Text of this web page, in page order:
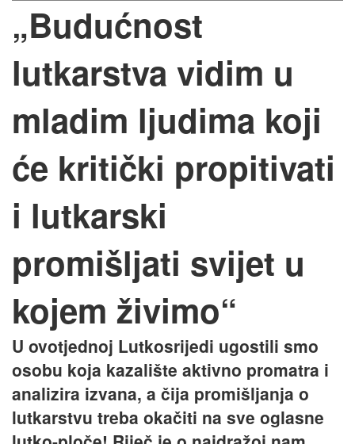
„Budućnost
lutkarstva vidim u
mladim ljudima koji
će kritički propitivati
i lutkarski
promišljati svijet u
kojem živimo“
U ovotjednoj Lutkosrijedi ugostili smo
osobu koja kazalište aktivno promatra i
analizira izvana, a čija promišljanja o
lutkarstvu treba okačiti na sve oglasne